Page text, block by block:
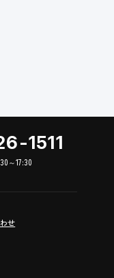
1511
～17:30
せ